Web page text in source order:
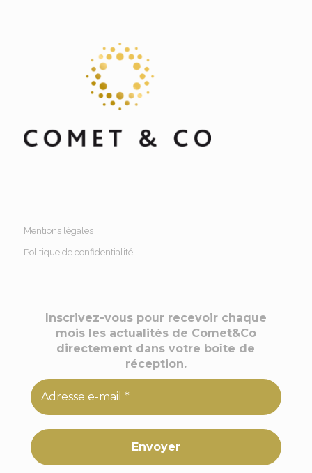
Mentions légales
Politique de confidentialité
Inscrivez-vous pour recevoir chaque
mois les actualités de Comet&Co
directement dans votre boîte de
réception.